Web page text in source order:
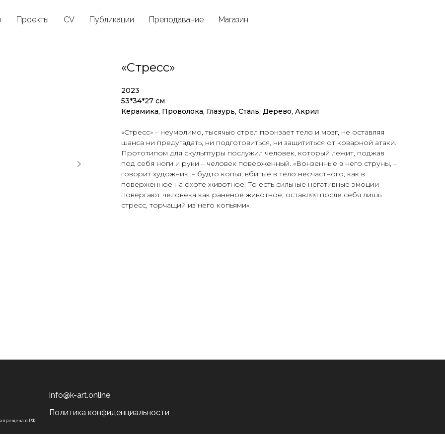
Проекты CV Публикации Преподавание Магазин
«Стресс»
2023
53*34*27 см
Керамика, Проволока, Глазурь, Сталь, Дерево, Акрил
«Стресс» – неумолимо, тысячью стрел пронзает тело и мозг, не оставляя
шанса ни предугадать, ни подготовиться, ни защититься от коварной атаки.
Прототипом для скульптуры послужил человек, который лежит, поджав
под себя ноги и руки – человек поверженный. «Вонзенные в него струны, –
говорит художник, – будто копья, вбитые в тело несчастного, как в
поверженное на охоте животное. То есть сильные негативные эмоции
повергают человека как раненое животное, оставляя после себя лишь
стресс, торчащий из него копьями».
в РФ.
info@k-art.online
Политика конфиденциальности